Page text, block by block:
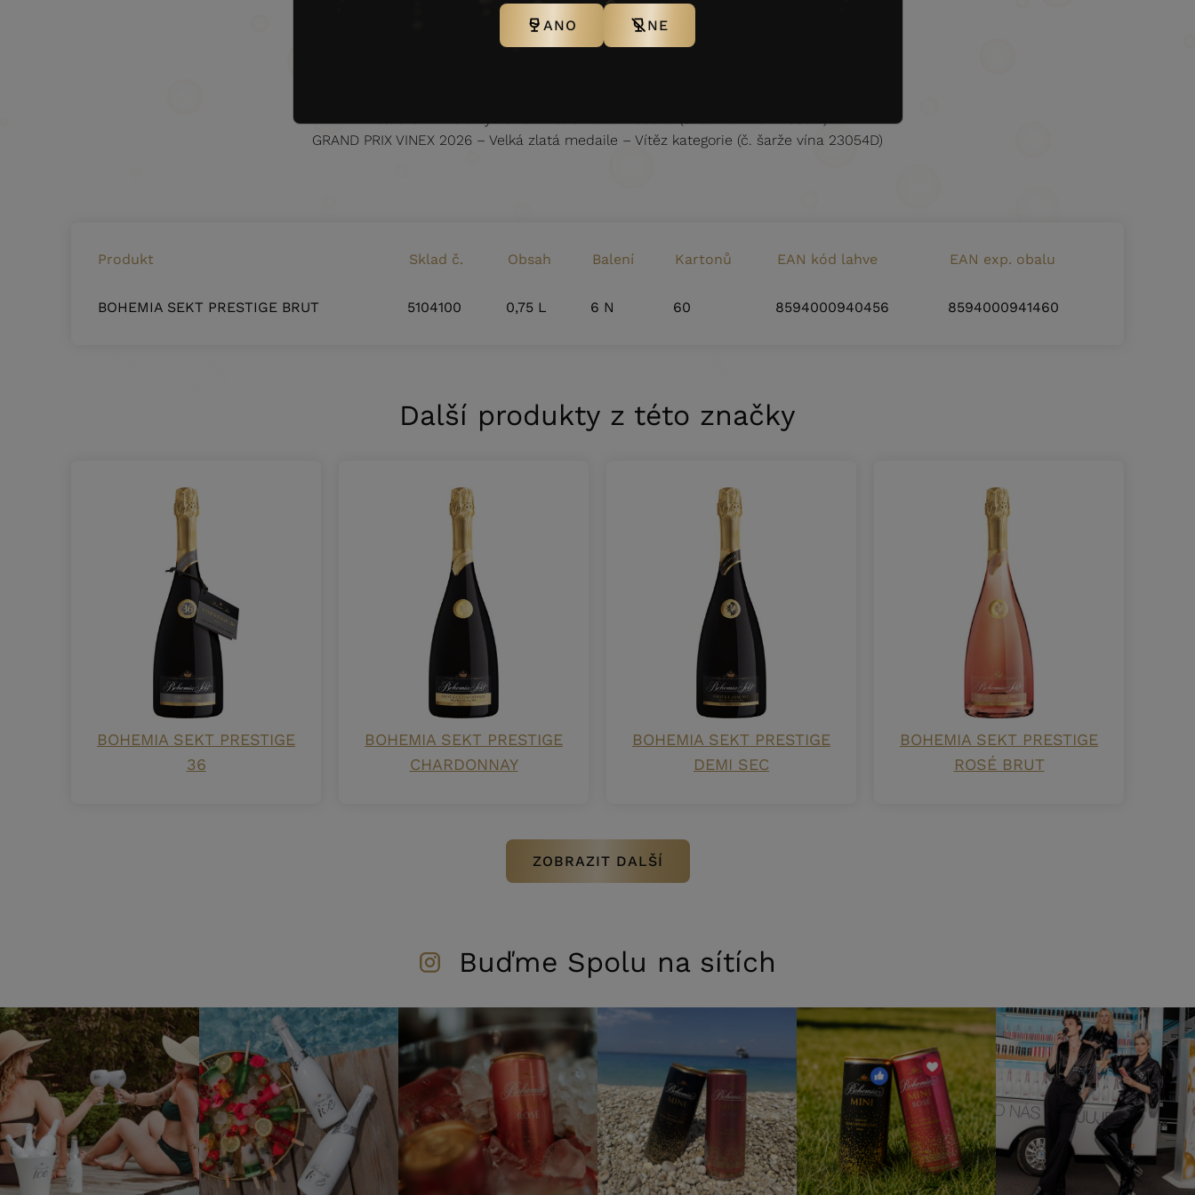
LE MONDIAL DES VINS BLANCS STRASBOURG 2026 –
Zlatá medaile (č. šarže vína 23054D)
MUNDUS VINI SPRING 2026 –Zlatá medaile (č. šarže vína 24039M)
GRAND PRIX VINEX 2026 – Velká zlatá medaile – Vítěz kategorie (č. šarže vína 23054D)
Produkt Sklad č. Obsah Balení Kartonů EAN kód lahve EAN exp. obalu
BOHEMIA SEKT PRESTIGE BRUT 5104100 0,75 L 6 N 60 8594000940456 8594000941460
Další produkty z této značky
BOHEMIA SEKT PRESTIGE
36
BOHEMIA SEKT PRESTIGE
CHARDONNAY
BOHEMIA SEKT PRESTIGE
DEMI SEC
BOHEMIA SEKT PRESTIGE
ROSÉ BRUT
ZOBRAZIT DALŠÍ
Buďme Spolu na sítích
ANO NE